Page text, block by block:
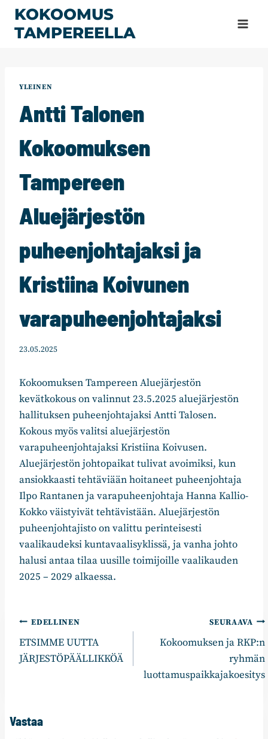
Siirry
sisältöön
KOKOOMUS
TAMPEREELLA
YLEINEN
Antti Talonen
Kokoomuksen
Tampereen
Aluejärjestön
puheenjohtajaksi ja
Kristiina Koivunen
varapuheenjohtajaksi
23.05.2025
Kokoomuksen Tampereen Aluejärjestön
kevätkokous on valinnut 23.5.2025 aluejärjestön
hallituksen puheenjohtajaksi Antti Talosen.
Kokous myös valitsi aluejärjestön
varapuheenjohtajaksi Kristiina Koivusen.
Aluejärjestön johtopaikat tulivat avoimiksi, kun
ansiokkaasti tehtäviään hoitaneet puheenjohtaja
Ilpo Rantanen ja varapuheenjohtaja Hanna Kallio-
Kokko väistyivät tehtävistään. Aluejärjestön
puheenjohtajisto on valittu perinteisesti
vaalikaudeksi kuntavaalisyklissä, ja vanha johto
halusi antaa tilaa uusille toimijoille vaalikauden
2025 – 2029 alkaessa.
Artikkelien
selaus
EDELLINEN
ETSIMME UUTTA
JÄRJESTÖPÄÄLLIKKÖÄ
SEURAAVA
Kokoomuksen ja RKP:n
ryhmän
luottamuspaikkajakoesitys
Vastaa